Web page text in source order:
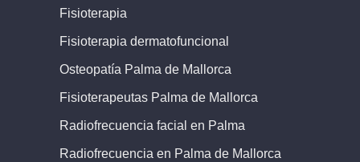
Fisioterapia
Fisioterapia dermatofuncional
Osteopatía Palma de Mallorca
Fisioterapeutas Palma de Mallorca
Radiofrecuencia facial en Palma
Radiofrecuencia en Palma de Mallorca